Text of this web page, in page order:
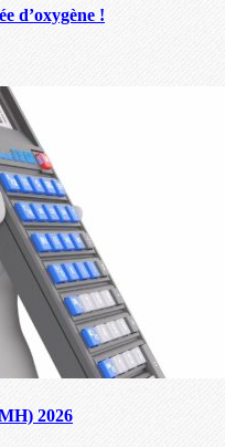
d’oxygène !
2026